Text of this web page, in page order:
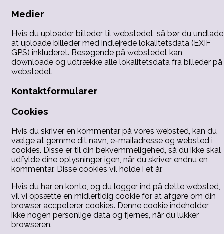
Medier
Hvis du uploader billeder til webstedet, så bør du undlade
at uploade billeder med indlejrede lokalitetsdata (EXIF
GPS) inkluderet. Besøgende på webstedet kan
downloade og udtrække alle lokalitetsdata fra billeder på
webstedet.
Kontaktformularer
Cookies
Hvis du skriver en kommentar på vores websted, kan du
vælge at gemme dit navn, e-mailadresse og websted i
cookies. Disse er til din bekvemmeligehed, så du ikke skal
udfylde dine oplysninger igen, når du skriver endnu en
kommentar. Disse cookies vil holde i et år.
Hvis du har en konto, og du logger ind på dette websted,
vil vi opsætte en midlertidig cookie for at afgøre om din
browser accpeterer cookies. Denne cookie indeholder
ikke nogen personlige data og fjernes, når du lukker
browseren.